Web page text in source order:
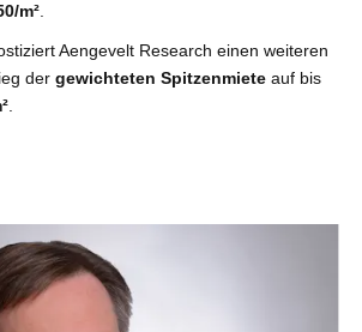
m²
Aengevelt Research einen weiteren
dergewichteten Spitzenmiete auf bis